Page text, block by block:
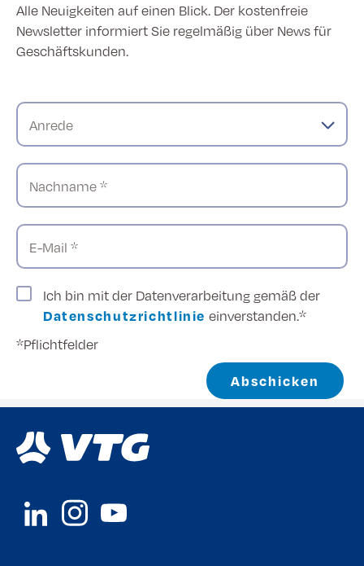
Alle Neuigkeiten auf einen Blick. Der kostenfreie
Newsletter informiert Sie regelmäßig über News für
Geschäftskunden.
Anrede
Nachname *
E-Mail *
Ich bin mit der Datenverarbeitung gemäß der
Datenschutzrichtlinie einverstanden.*
*Pflichtfelder
Abschicken